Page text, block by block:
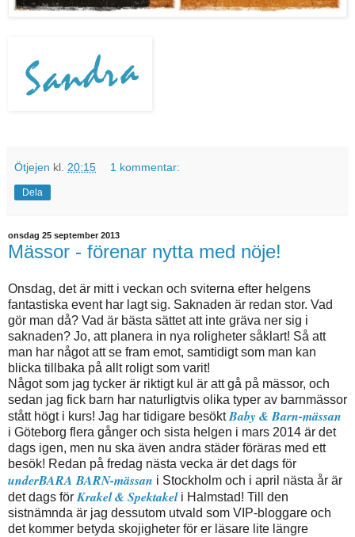
Ötjejen kl. 20:15 1 kommentar:
Dela
onsdag 25 september 2013
Mässor - förenar nytta med nöje!
Onsdag, det är mitt i veckan och sviterna efter helgens
fantastiska event har lagt sig. Saknaden är redan stor. Vad
gör man då? Vad är bästa sättet att inte gräva ner sig i
saknaden? Jo, att planera in nya roligheter såklart! Så att
man har något att se fram emot, samtidigt som man kan
blicka tillbaka på allt roligt som varit!
Något som jag tycker är riktigt kul är att gå på mässor, och
sedan jag fick barn har naturligtvis olika typer av barnmässor
stått högt i kurs! Jag har tidigare besöktBaby & Barn-mässan
i Göteborg flera gånger och sista helgen i mars 2014 är det
dags igen, men nu ska även andra städer föräras med ett
besök! Redan på fredag nästa vecka är det dags för
underBARA BARN-mässan i Stockholm och i april nästa år är
det dags för Krakel & Spektakeli Halmstad! Till den
sistnämnda är jag dessutom utvald som VIP-bloggare och
det kommer betyda skojigheter för er läsare lite längre